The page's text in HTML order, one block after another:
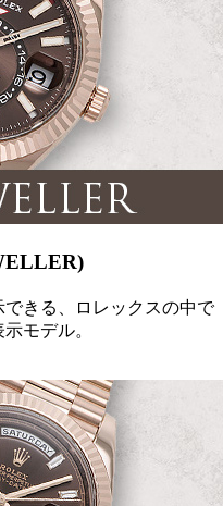
きる、ロレックスの中で
モデル。